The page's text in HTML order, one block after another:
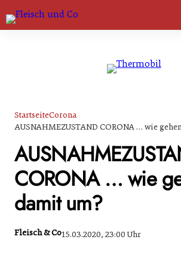
Marktführer
StartseiteCorona
AUSNAHMEZUSTAND CORONA … wie
CORONA … wie
damit um?
Fleisch & Co15.03.2020, 23:00 Uhr